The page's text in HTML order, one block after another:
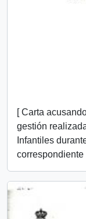
[ Carta
gestión
Infantiles
correspondiente